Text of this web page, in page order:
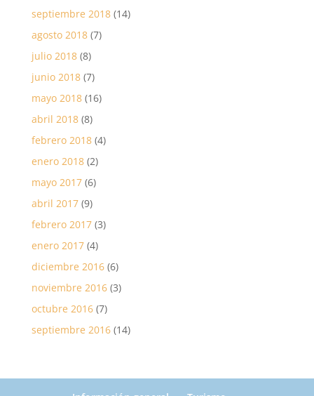
septiembre 2018(14)
agosto 2018(7)
julio 2018(8)
junio 2018(7)
mayo 2018(16)
abril 2018(8)
febrero 2018(4)
enero 2018(2)
mayo 2017(6)
abril 2017(9)
febrero 2017(3)
enero 2017(4)
diciembre 2016(6)
noviembre 2016(3)
octubre 2016(7)
septiembre 2016(14)